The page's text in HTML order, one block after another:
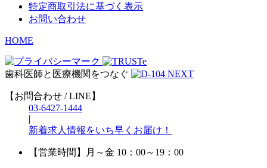
特定商取引法に基づく表示
お問い合わせ
HOME
歯科医師と医療機関をつなぐ
【お問合わせ / LINE】
03-6427-1444
|
新着求人情報をいち早くお届け！
【営業時間】 月～金 10：00～19：00